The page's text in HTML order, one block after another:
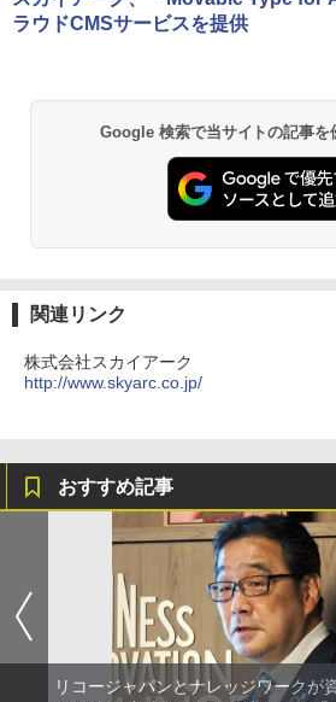
ラウドCMSサービスを提供
Google 検索で当サイトの記事を
関連リンク
株式会社スカイアーク
http://www.skyarc.co.jp/
おすすめ記事
リコージャパンとナレッジワークが